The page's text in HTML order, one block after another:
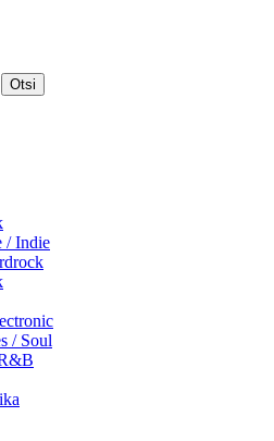
Otsi
/ Indie
/ Soul